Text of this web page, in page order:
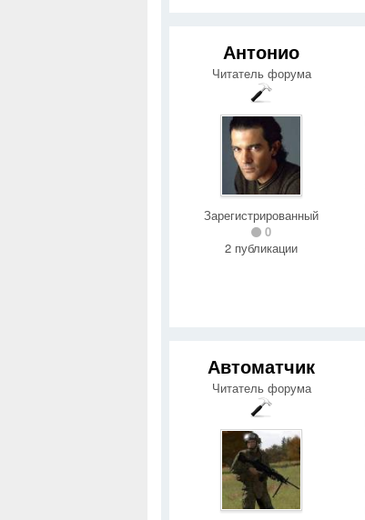
Антонио
Читатель форума
Зарегистрированный
0
2 публикации
Автоматчик
Читатель форума